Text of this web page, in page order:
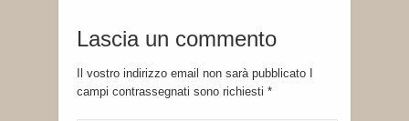
Lascia un commento
Il vostro indirizzo email non sarà pubblicato I
campi contrassegnati sono richiesti *